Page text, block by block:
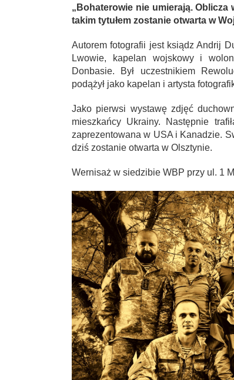
„Bohaterowie nie umierają.
takim tytułem zostanie otwarta w
Autorem fotografii jest ksiądz Andrij
Lwowie, kapelan wojskowy i
Donbasie. Był uczestnikiem
podążył jako kapelan i artysta
Jako pierwsi wystawę zdjęć
mieszkańcy Ukrainy. Następnie
zaprezentowana w USA i Kanadzie.
dziś zostanie otwarta w Olsztynie.
Wernisaż w siedzibie WBP przy ul. 1